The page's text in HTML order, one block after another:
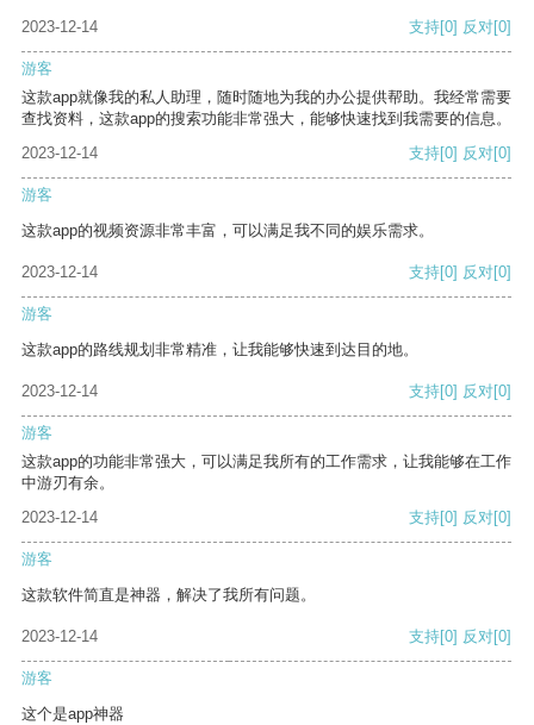
2023-12-14
支持[0] 反对[0]
游客
这款app就像我的私人助理，随时随地为我的办公提供帮助。我经常需要
查找资料，这款app的搜索功能非常强大，能够快速找到我需要的信息。
2023-12-14
支持[0] 反对[0]
游客
这款app的视频资源非常丰富，可以满足我不同的娱乐需求。
2023-12-14 支持[0] 反对[0]
游客
这款app的路线规划非常精准，让我能够快速到达目的地。
2023-12-14 支持[0] 反对[0]
游客
这款app的功能非常强大，可以满足我所有的工作需求，让我能够在工作
中游刃有余。
2023-12-14
支持[0] 反对[0]
游客
这款软件简直是神器，解决了我所有问题。
2023-12-14 支持[0] 反对[0]
游客
这个是app神器